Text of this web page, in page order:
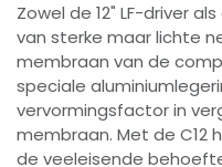
Zowel de 12" LF-driver
van sterke maar lichte
membraan van de
speciale
vervormingsfactor in
membraan. Met de C12
de veeleisende